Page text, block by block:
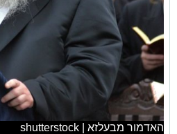
האדמור מבעלזא | shutterstock